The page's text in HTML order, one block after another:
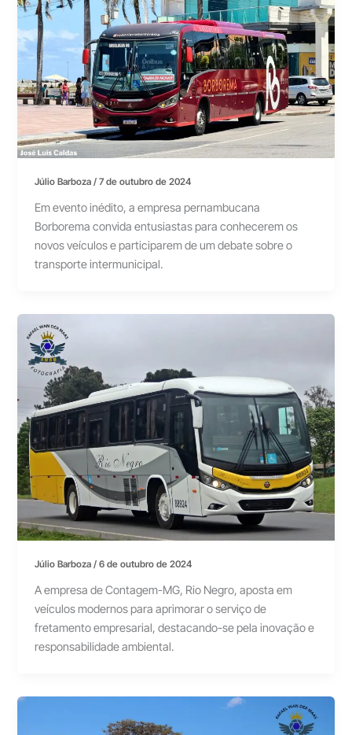
Júlio Barboza/7 de outubro de 2024
Em evento inédito, a empresa pernambucana
Borborema convida entusiastas para conhecerem os
novos veículos e participarem de um debate sobre o
transporte intermunicipal.
Júlio Barboza/6 de outubro de 2024
A empresa de Contagem-MG, Rio Negro, aposta em
veículos modernos para aprimorar o serviço de
fretamento empresarial, destacando-se pela inovação e
responsabilidade ambiental.